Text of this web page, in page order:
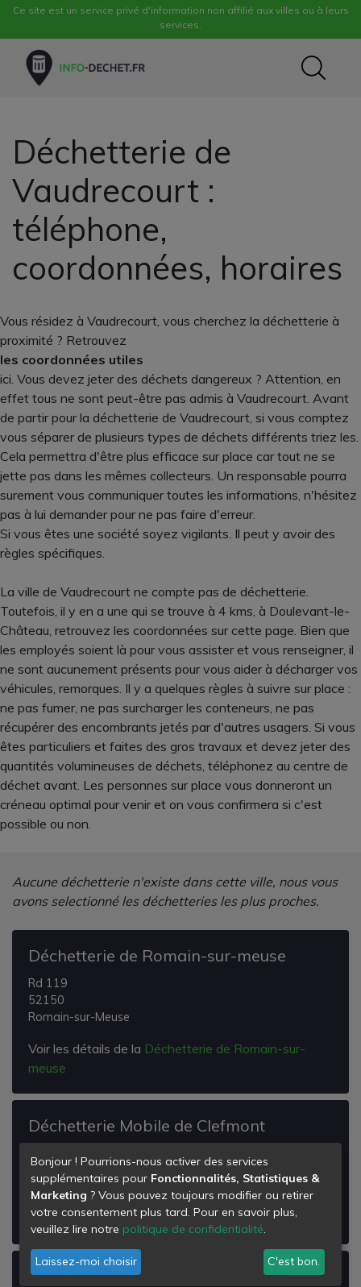
Ce site est un service privé d'information non affilié aux villes ou à leurs
services.
Déchetterie de
Vaudrecourt :
téléphone,
coordonnées, horaires
Vous résidez à Vaudrecourt, vous cherchez la déchetterie à
proximité ? Retrouvez
les coordonnées utiles
ici. Vous devez jeter des déchets dangereux ? Attention, en
effet tous ne sont peut-être pas admis à Vaudrecourt. Avant
de partir pour la déchetterie de Vaudrecourt, si vous comptez
vous séparer de plusieurs types de déchets différents triez les.
Cela permettra d'être plus efficace sur place car tout ne se
jette pas dans les mêmes collecteurs. Un responsable pourra
surement vous communiquer toutes les informations, n'hésitez
pas à lui demander pour ne pas faire d'erreur.
Si vous êtes une société soyez vigilants. Il peut y avoir des
règles spécifiques.
La ville de Vaudrecourt ne compte pas de déchetterie.
Toutefois, il y en a une qui se trouve à 4 kms, à Doulevant-le-
Château, retrouvez les coordonnées sur cette page. Bien que
les employés soient là pour vous assister et vous renseigner, il
ne sont aucunement présents pour vous aider à décharger vos
véhicules, remorques. Il y a quelques règles à suivre sur place :
ne pas fumer, ne pas surcharger les conteneurs, ne pas
récupérer des encombrants jetés par d'autres usagers. Si vous
êtes particuliers et faites des gros travaux et devez jeter des
quantités volumineuses de déchets, téléphonez au centre de
déchet avant. Les personnes sur place vous donneront un
créneau optimal pour venir et on vous confirmera si c'est
possible ou non.
Aucune déchetterie n'existe dans cette ville, nous vous
avons selectionné les déchetteries les plus proches.
Déchetterie de Romain-sur-meuse
Rd 119
52150
Romain-sur-Meuse
Voir les détails de la Déchetterie de Romain-sur-
meuse
Déchetterie Mobile de Clefmont
52240
Clefmont
Voir les détails de laDéchetterie Mobile de Clefmont
Déchetterie de Rimaucourt
Bonjour ! Pourrions-nous activer des services
supplémentaires pour Fonctionnalités, Statistiques &
Marketing ? Vous pouvez toujours modifier ou retirer
votre consentement plus tard. Pour en savoir plus,
veuillez lire notre politique de confidentialité.
Laissez-moi choisir C'est bon.